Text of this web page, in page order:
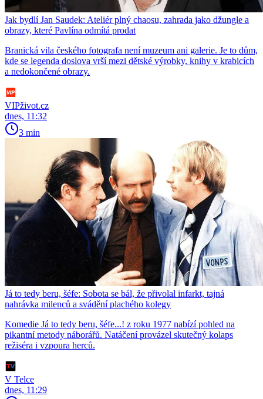
Jak bydlí Jan Saudek: Ateliér plný chaosu, zahrada jako džungle a
obrazy, které Pavlína odmítá prodat
Branická vila českého fotografa není muzeum ani galerie. Je to dům,
kde se legenda doslova vrší mezi dětské výrobky, knihy v krabicích
a nedokončené obrazy.
VIPživot.cz
dnes, 11:32
3 min
Já to tedy beru, šéfe: Sobota se bál, že přivolal infarkt, tajná
nahrávka milenců a svádění plachého kolegy
Komedie Já to tedy beru, šéfe...! z roku 1977 nabízí pohled na
pikantní metody náborářů. Natáčení provázel skutečný kolaps
režiséra i vzpoura herců.
V Telce
dnes, 11:29